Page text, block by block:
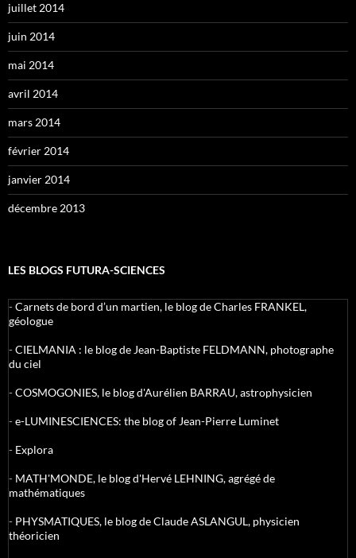
juillet 2014
juin 2014
mai 2014
avril 2014
mars 2014
février 2014
janvier 2014
décembre 2013
LES BLOGS FUTURA-SCIENCES
-Carnets de bord d’un martien, le blog de Charles FRANKEL,
géologue
-CIELMANIA : le blog de Jean-Baptiste FELDMANN, photographe
du ciel
-COSMOGONIES, le blog d'Aurélien BARRAU, astrophysicien
-e-LUMINESCIENCES: the blog of Jean-Pierre Luminet
- Explora
- MATH'MONDE, le blog d'Hervé LEHNING, agrégé de
mathématiques
- PHYSMATIQUES, le blog de Claude ASLANGUL, physicien
théoricien